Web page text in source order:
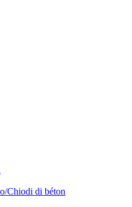
Chiodi di béton